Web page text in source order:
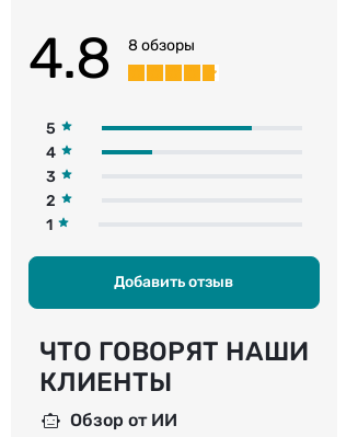
4.8 8 обзоры
5
4
3
2
1
Добавить отзыв
ЧТО ГОВОРЯТ НАШИ
КЛИЕНТЫ
Обзор от ИИ